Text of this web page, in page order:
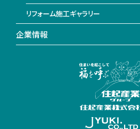
リフォーム施工ギャラリー
企業情報